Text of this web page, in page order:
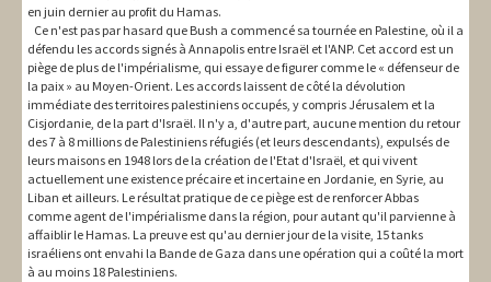
en juin dernier au profit du Hamas.
Ce n'est pas par hasard que Bush a commencé sa tournée en Palestine, où il a
défendu les accords signés à Annapolis entre Israël et l'ANP. Cet accord est un
piège de plus de l'impérialisme, qui essaye de figurer comme le « défenseur de
la paix » au Moyen-Orient. Les accords laissent de côté la dévolution
immédiate des territoires palestiniens occupés, y compris Jérusalem et la
Cisjordanie, de la part d'Israël. Il n'y a, d'autre part, aucune mention du retour
des 7 à 8 millions de Palestiniens réfugiés (et leurs descendants), expulsés de
leurs maisons en 1948 lors de la création de l'Etat d'Israël, et qui vivent
actuellement une existence précaire et incertaine en Jordanie, en Syrie, au
Liban et ailleurs. Le résultat pratique de ce piège est de renforcer Abbas
comme agent de l'impérialisme dans la région, pour autant qu'il parvienne à
affaiblir le Hamas. La preuve est qu'au dernier jour de la visite, 15 tanks
israéliens ont envahi la Bande de Gaza dans une opération qui a coûté la mort
à au moins 18 Palestiniens.